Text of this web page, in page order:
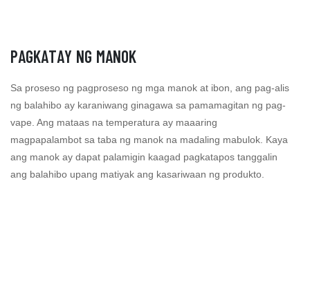
PAGKATAY NG MANOK
Sa proseso ng pagproseso ng mga manok at ibon, ang pag-alis
ng balahibo ay karaniwang ginagawa sa pamamagitan ng pag-
vape. Ang mataas na temperatura ay maaaring
magpapalambot sa taba ng manok na madaling mabulok. Kaya
ang manok ay dapat palamigin kaagad pagkatapos tanggalin
ang balahibo upang matiyak ang kasariwaan ng produkto.